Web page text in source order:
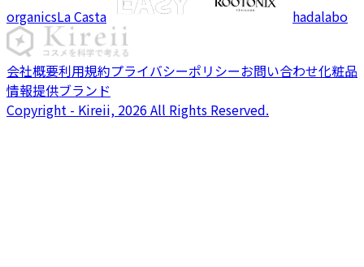
organicsLa Casta hadalabo
会社概要利用規約プライバシーポリシーお問い合わせ化粧品
情報提供ブランド
Copyright - Kireii, 2026 All Rights Reserved.